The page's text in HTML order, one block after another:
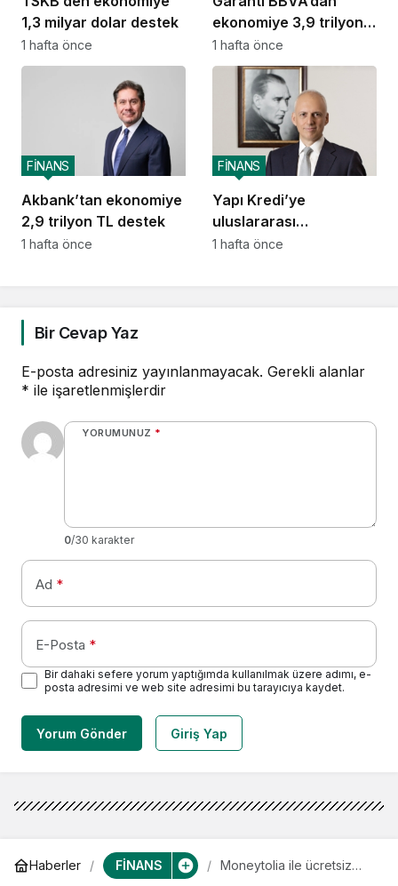
1,3 milyar dolar destek
1 hafta önce
ekonomiye 3,9 trilyon
TL destek
1 hafta önce
Akbank’tan ekonomiye
2,9 trilyon TL destek
FİNANS
1 hafta önce
Yapı Kredi’ye
uluslararası
piyasalardan 414
FİNANS
1 hafta önce
Bir Cevap Yaz
E-posta adresiniz yayınlanmayacak. Gerekli alanlar
* ile işaretlenmişlerdir
YORUMUNUZ *
0/30 karakter
Ad *
E-Posta *
Bir dahaki sefere yorum yaptığımda kullanılmak üzere adımı, e-
posta adresimi ve web site adresimi bu tarayıcıya kaydet.
Yorum Gönder Giriş Yap
Haberler FİNANS
Moneytolia ile ücretsiz